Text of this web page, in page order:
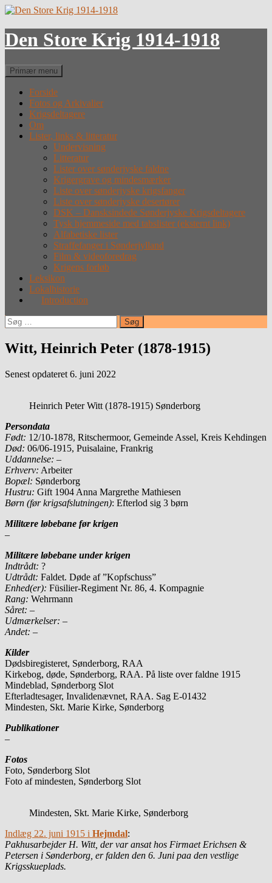
Hop
indhold
Den Store Krig 1914-1918
Søg
Primær menu
Forside
Fotos og Arkivalier
Krigsdeltagere
Om
Lister, links & litteratur
Undervisning
Litteratur
Lister over sønderjyske faldne
Krigergrave og mindesmærker
Liste over sønderjyske krigsfanger
Liste over sønderjyske desertører
DSK – Dansksindede Sønderjyske Krigsdeltagere
Tysk hjemmeside med tabslister (eksternt link)
Alfabetiske lister
Straffefanger i Sønderjylland
Film & videoforedrag
Krigens forløb
Leksikon
Lokalhistorie
Introduction
Søg
efter:
Witt, Heinrich Peter (1878-1915)
Senest opdateret 6. juni 2022
Heinrich Peter Witt (1878-1915) Sønderborg
Persondata
Født: 12/10-1878, Ritschermoor, Gemeinde Assel, Kreis Kehdingen
Død: 06/06-1915, Puisalaine, Frankrig
Uddannelse: –
Erhverv: Arbeiter
Bopæl: Sønderborg
Hustru: Gift 1904 Anna Margrethe Mathiesen
Børn (før krigsafslutningen): Efterlod sig 3 børn
Militære løbebane før krigen
–
Militære løbebane under krigen
Indtrådt: ?
Udtrådt: Faldet. Døde af ”Kopfschuss”
Enhed(er): Füsilier-Regiment Nr. 86, 4. Kompagnie
Rang: Wehrmann
Såret: –
Udmærkelser: –
Andet: –
Kilder
Dødsbiregisteret, Sønderborg, RAA
Kirkebog, døde, Sønderborg, RAA. På liste over faldne 1915
Mindeblad, Sønderborg Slot
Efterladtesager, Invalidenævnet, RAA. Sag E-01432
Mindesten, Skt. Marie Kirke, Sønderborg
Publikationer
–
Fotos
Foto, Sønderborg Slot
Foto af mindesten, Sønderborg Slot
Mindesten, Skt. Marie Kirke, Sønderborg
Indlæg 22. juni 1915 i Hejmdal:
Pakhusarbejder H. Witt, der var ansat hos Firmaet Erichsen &
Petersen i Sønderborg, er falden den 6. Juni paa den vestlige
Krigsskueplads.